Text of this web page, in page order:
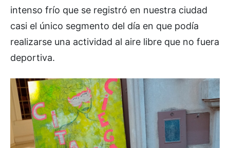
intenso frío que se registró en nuestra ciudad
casi el único segmento del día en que podía
realizarse una actividad al aire libre que no fuera
deportiva.